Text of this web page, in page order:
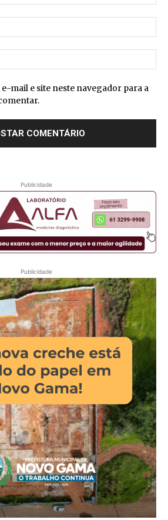
e-mail e site neste navegador para a
Publicidade
Publicidade